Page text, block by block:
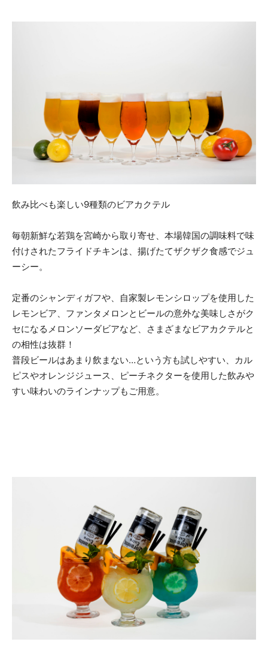
飲み比べも楽しい9種類のビアカクテル
毎朝新鮮な若鶏を宮崎から取り寄せ、本場韓国の調味料で味
付けされたフライドチキンは、揚げたてザクザク食感でジュ
ーシー。
定番のシャンディガフや、自家製レモンシロップを使用した
レモンビア、ファンタメロンとビールの意外な美味しさがク
セになるメロンソーダビアなど、さまざまなビアカクテルと
の相性は抜群！
普段ビールはあまり飲まない…という方も試しやすい、カル
ピスやオレンジジュース、ピーチネクターを使用した飲みや
すい味わいのラインナップもご用意。